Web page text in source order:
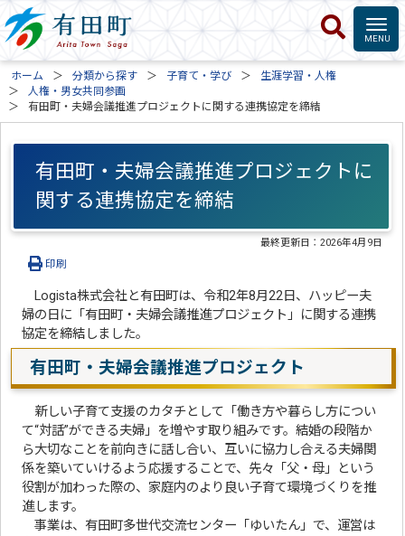
ホーム 分類から探す 子育て・学び
生涯学習・人権
人権・男女共同参画
有田町・夫婦会議推進プロジェクトに関する連携協定を締結
有田町・夫婦会議推進プロジェクトに
関する連携協定を締結
最終更新日：2026年4月9日
印刷
Logista株式会社と有田町は、令和2年8月22日、ハッピー夫
婦の日に「有田町・夫婦会議推進プロジェクト」に関する連携
協定を締結しました。
有田町・夫婦会議推進プロジェクト
新しい子育て支援のカタチとして「働き方や暮らし方につい
て“対話”ができる夫婦」を増やす取り組みです。結婚の段階か
ら大切なことを前向きに話し合い、互いに協力し合える夫婦関
係を築いていけるよう応援することで、先々「父・母」という
役割が加わった際の、家庭内のより良い子育て環境づくりを推
進します。
事業は、有田町多世代交流センター「ゆいたん」で、運営は